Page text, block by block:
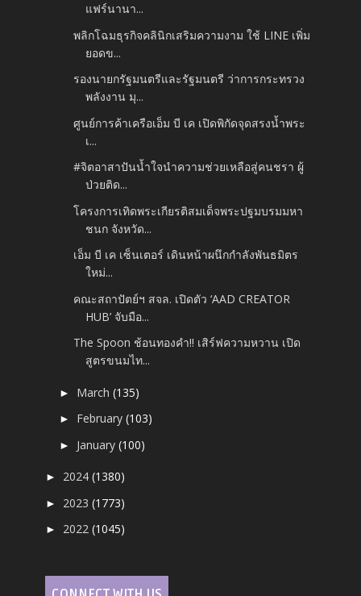
แฟร์นานา...
พลิกโฉมธุรกิจคลินิกเสริมความงาม ใช้ LINE เพิ่ม
ยอดข...
รองนายกรัฐมนตรีและรัฐมนตรี ว่าการกระทรวง
พลังงาน มุ...
ศูนย์การค้าเครือเอ็ม บี เค เปิดพิกัดจุดสรงน้ำพระ
เ...
#จิตอาสาปันน้ำใจนำความช่วยเหลือสู่คนชรา ผู้
ป่วยติด...
โครงการเทิดพระเกียรติสมเด็จพระปฐมบรมมหา
ชนก จังหวัด...
เอ็ม บี เค เซ็นเตอร์ เดินหน้าผนึกกำลังพันธมิตร
ใหม่...
คณะสถาปัตย์ฯ สจล. เปิดตัว ‘AAD CREATOR
HUB’ จับมือ...
The Spoon ช้อนทองคำ!! เสิร์ฟความหวาน เปิด
สูตรขนมไท...
► March(135)
► February(103)
► January(100)
► 2024(1380)
► 2023(1773)
► 2022(1045)